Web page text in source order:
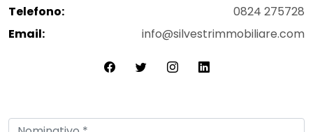
Telefono:
0824 275728
Email:
info@silvestrimmobiliare.com